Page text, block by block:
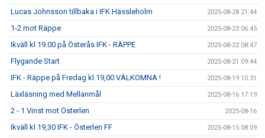
Lucas Johnsson tillbaka i IFK Hässleholm 2025-08-28 21:44
1-2 mot Räppe 2025-08-23 06:45
Ikväll kl 19.00 på Österås IFK - RÄPPE 2025-08-22 08:47
Flygande Start 2025-08-21 09:44
IFK - Räppe på Fredag kl 19,00 VÄLKOMNA ! 2025-08-19 10:31
Läxläsning med Mellanmål 2025-08-16 17:19
2 - 1 Vinst mot Österlen 2025-08-16
Ikväll kl 19,30 IFK - Österlen FF 2025-08-15 08:09